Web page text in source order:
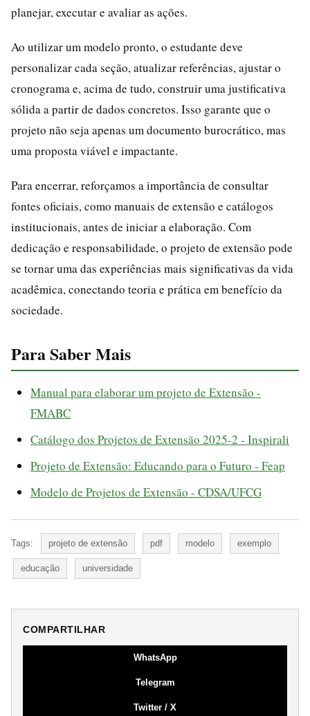
planejar, executar e avaliar as ações.
Ao utilizar um modelo pronto, o estudante deve
personalizar cada seção, atualizar referências, ajustar o
cronograma e, acima de tudo, construir uma justificativa
sólida a partir de dados concretos. Isso garante que o
projeto não seja apenas um documento burocrático, mas
uma proposta viável e impactante.
Para encerrar, reforçamos a importância de consultar
fontes oficiais, como manuais de extensão e catálogos
institucionais, antes de iniciar a elaboração. Com
dedicação e responsabilidade, o projeto de extensão pode
se tornar uma das experiências mais significativas da vida
acadêmica, conectando teoria e prática em benefício da
sociedade.
Para Saber Mais
Manual para elaborar um projeto de Extensão -
FMABC
Catálogo dos Projetos de Extensão 2025-2 - Inspirali
Projeto de Extensão: Educando para o Futuro - Feap
Modelo de Projetos de Extensão - CDSA/UFCG
Tags: projeto de extensão pdf modelo exemplo
educação universidade
COMPARTILHAR
WhatsApp
Telegram
Twitter / X